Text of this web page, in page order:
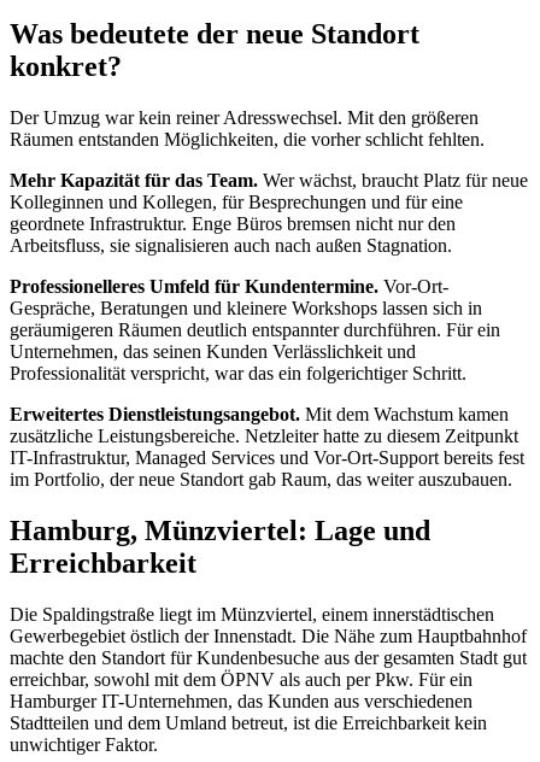
Was bedeutete der neue Standort
konkret?
Der Umzug war kein reiner Adresswechsel. Mit den größeren
Räumen entstanden Möglichkeiten, die vorher schlicht fehlten.
Mehr Kapazität für das Team. Wer wächst, braucht Platz für neue
Kolleginnen und Kollegen, für Besprechungen und für eine
geordnete Infrastruktur. Enge Büros bremsen nicht nur den
Arbeitsfluss, sie signalisieren auch nach außen Stagnation.
Professionelleres Umfeld für Kundentermine. Vor-Ort-
Gespräche, Beratungen und kleinere Workshops lassen sich in
geräumigeren Räumen deutlich entspannter durchführen. Für ein
Unternehmen, das seinen Kunden Verlässlichkeit und
Professionalität verspricht, war das ein folgerichtiger Schritt.
Erweitertes Dienstleistungsangebot. Mit dem Wachstum kamen
zusätzliche Leistungsbereiche. Netzleiter hatte zu diesem Zeitpunkt
IT-Infrastruktur, Managed Services und Vor-Ort-Support bereits fest
im Portfolio, der neue Standort gab Raum, das weiter auszubauen.
Hamburg, Münzviertel: Lage und
Erreichbarkeit
Die Spaldingstraße liegt im Münzviertel, einem innerstädtischen
Gewerbegebiet östlich der Innenstadt. Die Nähe zum Hauptbahnhof
machte den Standort für Kundenbesuche aus der gesamten Stadt gut
erreichbar, sowohl mit dem ÖPNV als auch per Pkw. Für ein
Hamburger IT-Unternehmen, das Kunden aus verschiedenen
Stadtteilen und dem Umland betreut, ist die Erreichbarkeit kein
unwichtiger Faktor.